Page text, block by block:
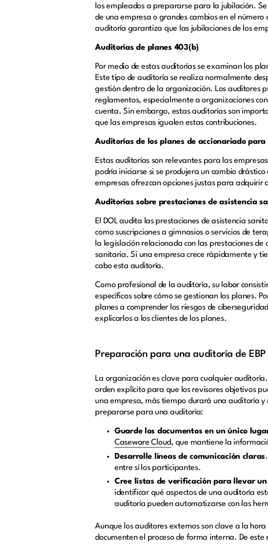
los empleados a prepararse para la jubilación.
de una empresa o grandes cambios en el
auditoría garantiza que las jubilaciones de los
Auditorías de planes 403(b)
Por medio de estas auditorías se examinan los
Este tipo de auditoría se realiza normalmente
gestión dentro de la organización. Los auditores
reglamentos, especialmente a organizaciones
cuenta. Sin embargo, estas auditorías son
que las empresas igualen estas contribuciones.
Auditorías de los planes de accionariado
Estas auditorías son relevantes para las
podría iniciarse si se produjera un cambio
empresas ofrezcan opciones justas para adquirir
Auditorías sobre prestaciones de asistencia
El DOL audita las prestaciones de asistencia
como suscripciones a gimnasios o servicios de
la legislación relacionada con las prestaciones
sanitaria. Si una empresa crece rápidamente y
cabo esta auditoría.
Como profesional de la auditoría, su labor
específicos sobre cómo se gestionan los planes.
planes a comprender los riesgos de
explicarlos a los clientes de los planes.
Preparación para una auditoría de EBP
La organización es clave para cualquier
orden explícito para que los revisores objetivos
una empresa, más tiempo durará una auditoría y
prepararse para una auditoría:
Guarde los documentos en un único
Caseware Cloud, que mantiene la
Desarrolle líneas de comunicación claras.
entre sí los participantes.
Cree listas de verificación para llevar
identificar qué aspectos de una auditoría
auditoría pueden automatizarse con las
Aunque los auditores externos son clave a la
documenten el proceso de forma interna. De